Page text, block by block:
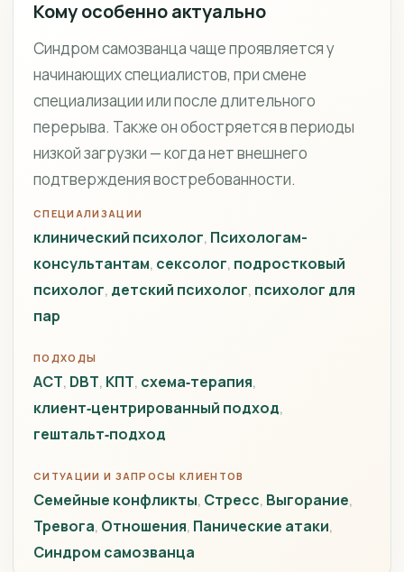
Кому особенно актуально
Синдром самозванца чаще проявляется у
начинающих специалистов, при смене
специализации или после длительного
перерыва. Также он обостряется в периоды
низкой загрузки — когда нет внешнего
подтверждения востребованности.
СПЕЦИАЛИЗАЦИИ
клинический психолог Психологам-
консультантам сексолог подростковый
психолог детский психолог психолог для
пар
ПОДХОДЫ
ACT DBT КПТ схема‑терапия
клиент‑центрированный подход
гештальт‑подход
СИТУАЦИИ И ЗАПРОСЫ КЛИЕНТОВ
Семейные конфликты Стресс Выгорание
Тревога Отношения Панические атаки
Синдром самозванца